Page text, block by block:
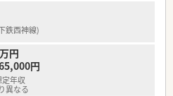
％、また入社日から発生します。
鉄西神線)
円
円
年収
異なる